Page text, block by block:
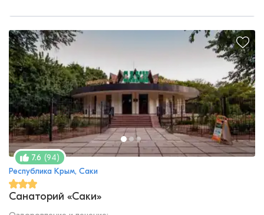
7.6 (94)
Республика Крым, Саки
Санаторий «Саки»